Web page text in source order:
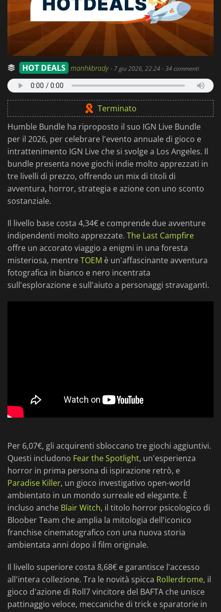
HOT DEALS manhkbrady- 7 giu 2026, 22:24- 34 commenti
Terminato
Humble Bundle ha riproposto il suo IGN Live Bundle
per il 2026, per celebrare l'evento annuale di gioco e
intrattenimento IGN Live che si svolge a Los Angeles. Il
bundle presenta nove giochi indie molto apprezzati in
tre livelli di prezzo, offrendo un mix di titoli di
avventura, horror, strategia e azione con uno sconto
sostanziale.
Il livello base costa 4,34€ e comprende due avventure
indipendenti molto apprezzate. The Last Campfire
offre un accorato viaggio a enigmi in una foresta
misteriosa, mentreTOEM è un'affascinante avventura
fotografica in bianco e nero incentrata
sull'esplorazione e sull'aiuto a personaggi stravaganti.
Per 6,07€, gli acquirenti sbloccano tre giochi aggiuntivi.
Questi includono Fear the Spotlight, un'esperienza
horror in prima persona di ispirazione retrò, e
Paradise Killer, un gioco investigativo open-world
ambientato in un mondo surreale ed elegante. È
incluso anche Blair Witch, il titolo horror psicologico di
Bloober Team che amplia la mitologia dell'iconico
franchise cinematografico con una nuova storia
ambientata anni dopo il film originale.
Il livello superiore costa 8,68€ e garantisce l'accesso
all'intera collezione. Tra le novità spicca Rollerdrome, il
gioco d'azione di Roll7 vincitore del BAFTA che unisce
pattinaggio veloce, meccaniche di trick e sparatorie in